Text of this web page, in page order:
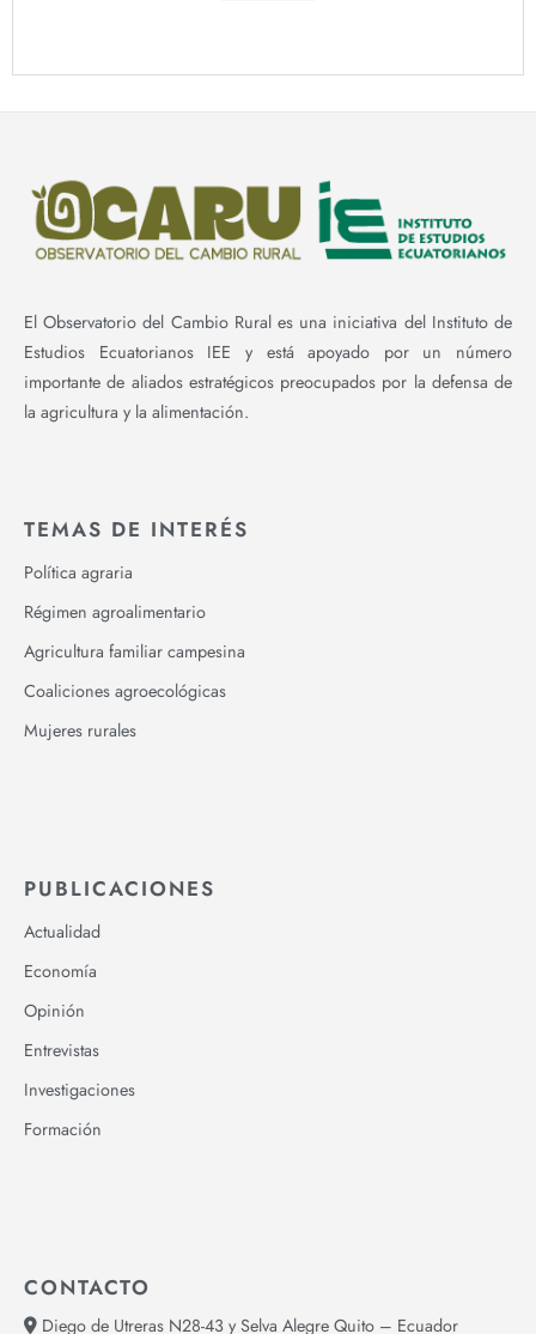
El Observatorio del Cambio Rural es una iniciativa del Instituto de
Estudios Ecuatorianos IEE y está apoyado por un número
importante de aliados estratégicos preocupados por la defensa de
la agricultura y la alimentación.
TEMAS DE INTERÉS
Política agraria
Régimen agroalimentario
Agricultura familiar campesina
Coaliciones agroecológicas
Mujeres rurales
PUBLICACIONES
Actualidad
Economía
Opinión
Entrevistas
Investigaciones
Formación
CONTACTO
Diego de Utreras N28-43 y Selva Alegre Quito – Ecuador